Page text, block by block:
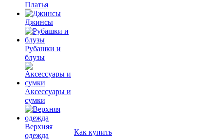
Платья
Джинсы
Рубашки и
блузы
Аксессуары и
сумки
Верхняя
одежда
Как купить